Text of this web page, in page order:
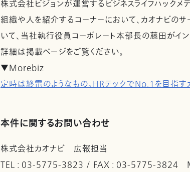
株式会社ビジョンが運営するビジネスライフハックメ
組織や人を紹介するコーナーにおいて、カオナビの
いて、当社執行役員コーポレート本部長の藤田がイ
詳細は掲載ページをご覧ください。
▼Morebiz
定時は終電のようなもの。HRテックでNo.1を目指
本件に関するお問い合わせ
株式会社カオナビ 広報担当
TEL : 03-5775-3823 / FAX : 03-5775-3824